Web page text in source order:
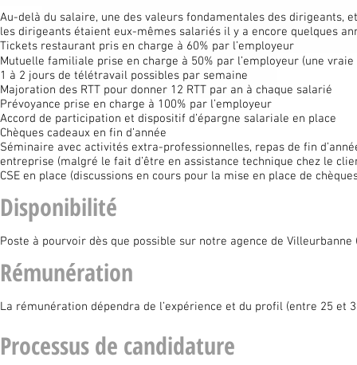
Au-delà du salaire, une des valeurs fondamentales des dirigeants,
les dirigeants étaient eux-mêmes salariés il y a encore quelques
Tickets restaurant pris en charge à 60% par l’employeur
Mutuelle familiale prise en charge à 50% par l’employeur (une
1 à 2 jours de télétravail possibles par semaine
Majoration des RTT pour donner 12 RTT par an à chaque salarié
Prévoyance prise en charge à 100% par l’employeur
Accord de participation et dispositif d’épargne salariale en place
Chèques cadeaux en fin d’année
Séminaire avec activités extra-professionnelles, repas de fin
entreprise (malgré le fait d’être en assistance technique chez le
CSE en place (discussions en cours pour la mise en place de
Disponibilité
Poste à pourvoir dès que possible sur notre agence de
Rémunération
La rémunération dépendra de l’expérience et du profil (entre 25 et
Processus de candidature